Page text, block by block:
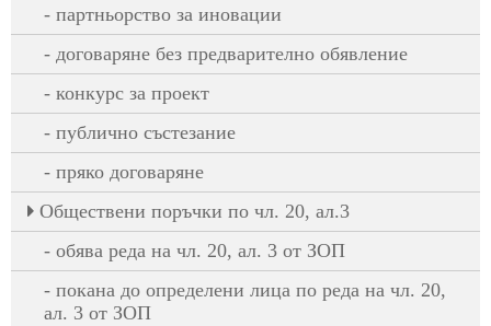
партньорство за иновации
договаряне без предварително обявление
конкурс за проект
публично състезание
пряко договаряне
Oбществени поръчки по чл. 20, ал.3
обява реда на чл. 20, ал. 3 от ЗОП
покана до определени лица по реда на чл. 20,
ал. 3 от ЗОП